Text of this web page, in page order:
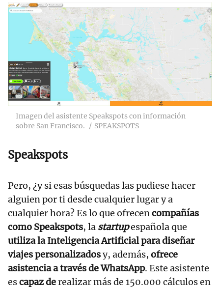
Imagen del asistente Speakspots con información
sobre San Francisco.
SPEAKSPOTS
Speakspots
Pero, ¿y si esas búsquedas las pudiese hacer
alguien por ti desde cualquier lugar y a
cualquier hora? Es lo que ofrecencompañías
como Speakspots, la startupespañola que
utiliza la Inteligencia Artificial para diseñar
viajes personalizadosy, además, ofrece
asistencia a través de WhatsApp. Este asistente
escapaz derealizar más de 150.000 cálculos en